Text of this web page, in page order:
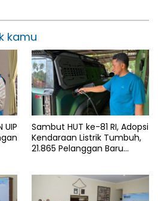
kamu
UIP
Sambut HUT ke-81 RI, Adopsi
Kendaraan Listrik Tumbuh,
21.865 Pelanggan Baru